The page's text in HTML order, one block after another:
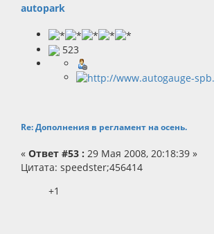
autopark
523
Re: Дополнения в регламент на осень.
« Ответ #53 : 29 Мая 2008, 20:18:39 »
Цитата: speedster;456414
+1